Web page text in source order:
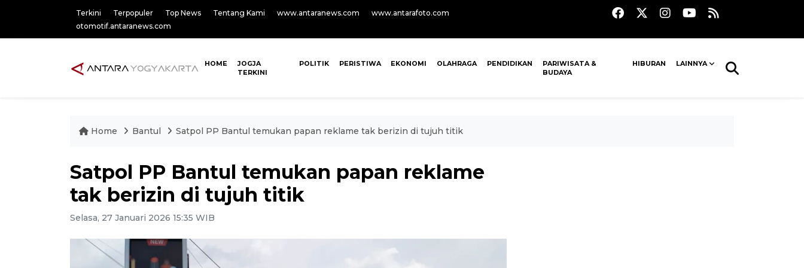
Terkini Terpopuler Top News Tentang Kami www.antaranews.com
www.antarafoto.com
otomotif.antaranews.com
HOME
JOGJA
TERKINI
POLITIK PERISTIWA EKONOMI OLAHRAGA PENDIDIKAN
PARIWISATA &
BUDAYA
HIBURAN LAINNYA
Home Bantul Satpol PP Bantul temukan papan reklame tak berizin di tujuh titik
Satpol PP Bantul temukan papan reklame
tak berizin di tujuh titik
Selasa, 27 Januari 2026 15:35 WIB